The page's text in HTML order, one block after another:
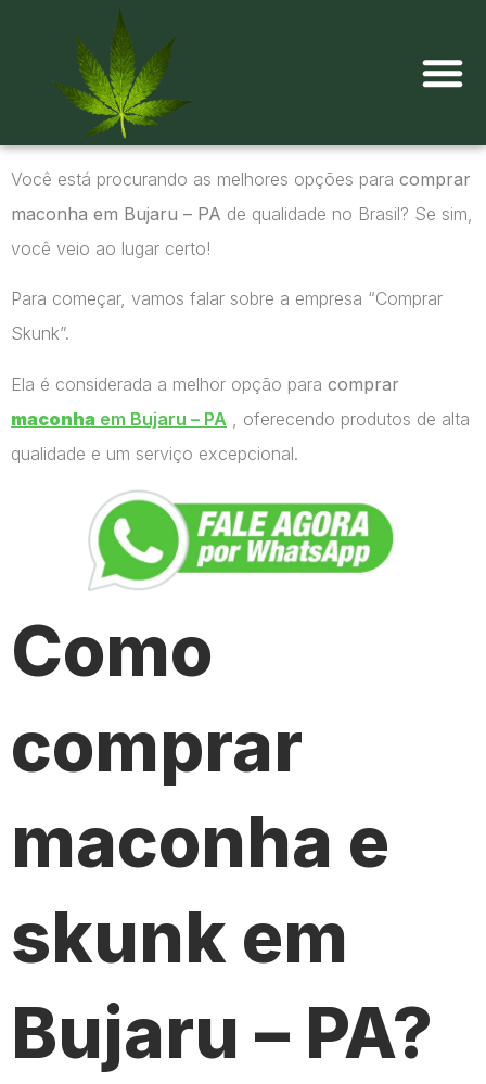
Você está procurando as melhores opções para comprar
maconha em Bujaru – PA de qualidade no Brasil? Se sim,
você veio ao lugar certo!
Para começar, vamos falar sobre a empresa “Comprar
Skunk”.
Ela é considerada a melhor opção para comprar
maconha em Bujaru – PA , oferecendo produtos de alta
qualidade e um serviço excepcional.
Como
comprar
maconha e
skunk em
Bujaru – PA?